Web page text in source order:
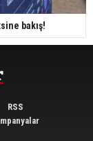
bakış!
RSS